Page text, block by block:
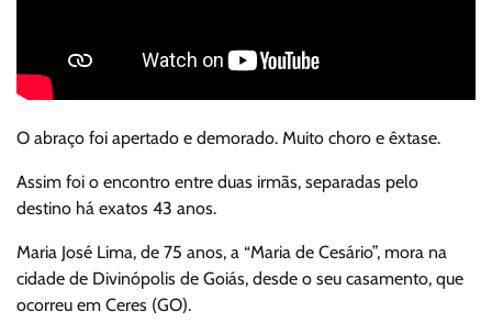
O abraço foi apertado e demorado. Muito choro e êxtase.
Assim foi o encontro entre duas irmãs, separadas pelo
destino há exatos 43 anos.
Maria José Lima, de 75 anos, a “Maria de Cesário”, mora na
cidade de Divinópolis de Goiás, desde o seu casamento, que
ocorreu em Ceres (GO).